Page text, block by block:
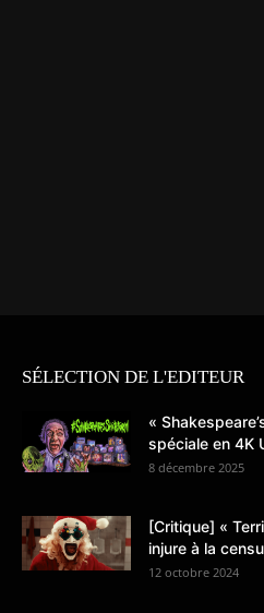
SÉLECTION DE L'EDITEUR
«
spéciale en 4K
8 décembre 2025
[Critique] «
injure à la
12 octobre 2024